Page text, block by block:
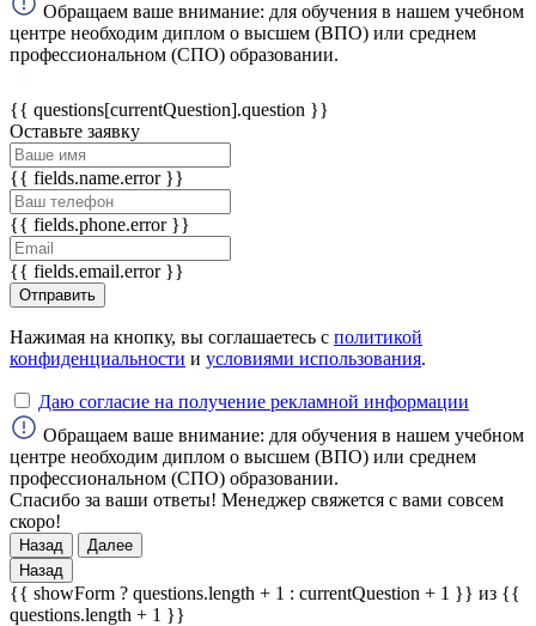
Обращаем ваше внимание: для обучения в нашем учебном
центре необходим диплом о высшем (ВПО) или среднем
профессиональном (СПО) образовании.
{{ questions[currentQuestion].question }}
Оставьте заявку
{{ fields.name.error }}
{{ fields.phone.error }}
{{ fields.email.error }}
Отправить
Нажимая на кнопку, вы соглашаетесь с политикой
конфиденциальности и условиями использования.
Даю согласие на получение рекламной информации
Обращаем ваше внимание: для обучения в нашем учебном
центре необходим диплом о высшем (ВПО) или среднем
профессиональном (СПО) образовании.
Спасибо за ваши ответы! Менеджер свяжется с вами совсем
скоро!
Назад
Далее
Назад
{{ showForm ? questions.length + 1 : currentQuestion + 1 }} из {{
questions.length + 1 }}
ChatApp
online
Мессенджеры
Свяжитесь с нами через любой удобный
мессенджер!
WhatsApp